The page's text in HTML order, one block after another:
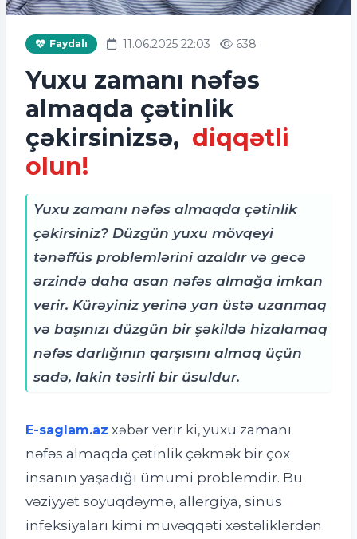
Faydalı 11.06.2025 22:03 638
Yuxu zamanı nəfəs
almaqda çətinlik
çəkirsinizsə, diqqətli
olun!
Yuxu zamanı nəfəs almaqda çətinlik
çəkirsiniz? Düzgün yuxu mövqeyi
tənəffüs problemlərini azaldır və gecə
ərzində daha asan nəfəs almağa imkan
verir. Kürəyiniz yerinə yan üstə uzanmaq
və başınızı düzgün bir şəkildə hizalamaq
nəfəs darlığının qarşısını almaq üçün
sadə, lakin təsirli bir üsuldur.
E-saglam.az xəbər verir ki, yuxu zamanı
nəfəs almaqda çətinlik çəkmək bir çox
insanın yaşadığı ümumi problemdir. Bu
vəziyyət soyuqdəymə, allergiya, sinus
infeksiyaları kimi müvəqqəti xəstəliklərdən